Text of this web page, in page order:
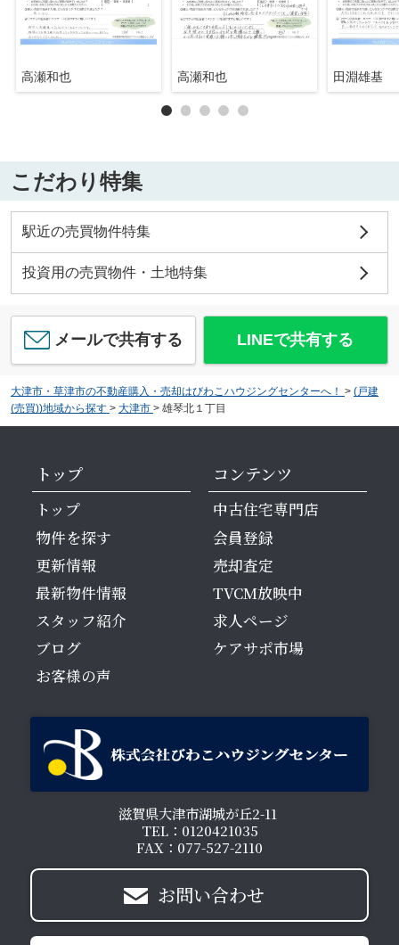
高瀬和也 高瀬和也 田淵雄基
こだわり特集
駅近の売買物件特集
投資用の売買物件・土地特集
メールで共有する LINEで共有する
大津市・草津市の不動産購入・売却はびわこハウジングセンターへ！ > (戸建
(売買))地域から探す > 大津市 > 雄琴北１丁目
トップ
トップ
物件を探す
更新情報
最新物件情報
スタッフ紹介
ブログ
お客様の声
コンテンツ
中古住宅専門店
会員登録
売却査定
TVCM放映中
求人ページ
ケアサポ市場
滋賀県大津市湖城が丘2-11
TEL：0120421035
FAX：077-527-2110
お問い合わせ